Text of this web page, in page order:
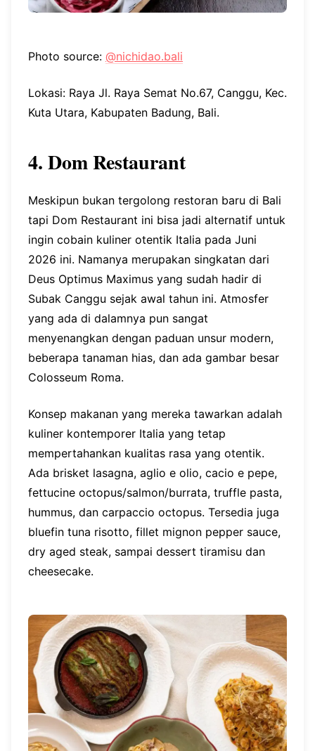
Photo source: @nichidao.bali
Lokasi: Raya Jl. Raya Semat No.67, Canggu, Kec.
Kuta Utara, Kabupaten Badung, Bali.
4. Dom Restaurant
Meskipun bukan tergolong restoran baru di Bali
tapi Dom Restaurant ini bisa jadi alternatif untuk
ingin cobain kuliner otentik Italia pada Juni
2026 ini. Namanya merupakan singkatan dari
Deus Optimus Maximus yang sudah hadir di
Subak Canggu sejak awal tahun ini. Atmosfer
yang ada di dalamnya pun sangat
menyenangkan dengan paduan unsur modern,
beberapa tanaman hias, dan ada gambar besar
Colosseum Roma.
Konsep makanan yang mereka tawarkan adalah
kuliner kontemporer Italia yang tetap
mempertahankan kualitas rasa yang otentik.
Ada brisket lasagna, aglio e olio, cacio e pepe,
fettucine octopus/salmon/burrata, truffle pasta,
hummus, dan carpaccio octopus. Tersedia juga
bluefin tuna risotto, fillet mignon pepper sauce,
dry aged steak, sampai dessert tiramisu dan
cheesecake.